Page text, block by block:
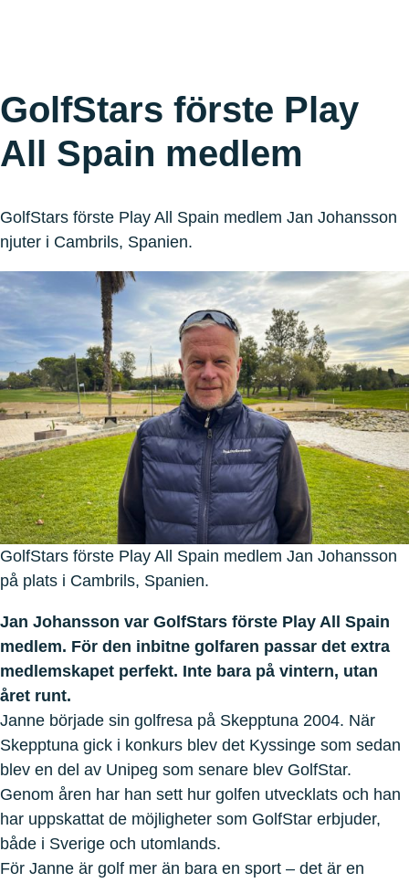
GolfStars förste Play
All Spain medlem
GolfStars förste Play All Spain medlem Jan Johansson
njuter i Cambrils, Spanien.
GolfStars förste Play All Spain medlem Jan Johansson
på plats i Cambrils, Spanien.
Jan Johansson var GolfStars förste Play All Spain
medlem. För den inbitne golfaren passar det extra
medlemskapet perfekt. Inte bara på vintern, utan
året runt.
Janne började sin golfresa på Skepptuna 2004. När
Skepptuna gick i konkurs blev det Kyssinge som sedan
blev en del av Unipeg som senare blev GolfStar.
Genom åren har han sett hur golfen utvecklats och han
har uppskattat de möjligheter som GolfStar erbjuder,
både i Sverige och utomlands.
För Janne är golf mer än bara en sport – det är en